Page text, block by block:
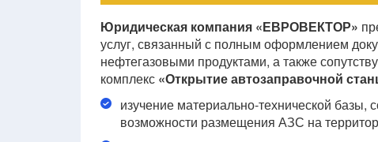
Юридическая компания «ЕВРОВЕКТОР»
услуг, связанный с полным оформлением
нефтегазовыми продуктами, а также
комплекс «Открытие автозаправочной
изучение материально-технической базы,
возможности размещения АЗС на